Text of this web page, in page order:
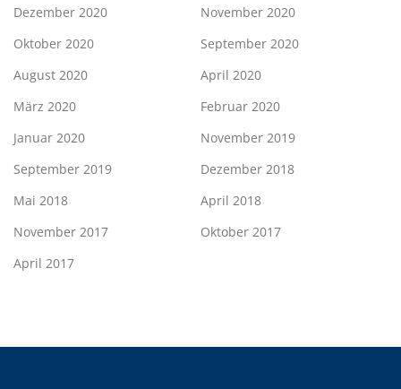
Dezember 2020
November 2020
Oktober 2020
September 2020
August 2020
April 2020
März 2020
Februar 2020
Januar 2020
November 2019
September 2019
Dezember 2018
Mai 2018
April 2018
November 2017
Oktober 2017
April 2017